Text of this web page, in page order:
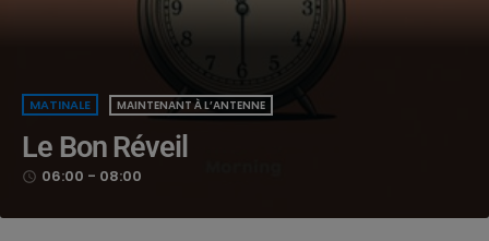
MATINALE MAINTENANT À L’ANTENNE
Le Bon Réveil
access_time 06:00 - 08:00